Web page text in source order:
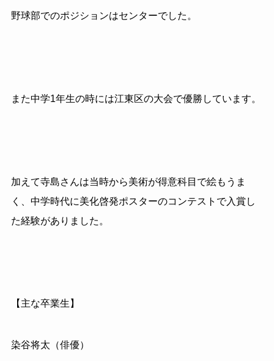
野球部でのポジションはセンターでした。
また中学1年生の時には江東区の大会で優勝しています。
加えて寺島さんは当時から美術が得意科目で絵もうま
く、中学時代に美化啓発ポスターのコンテストで入賞し
た経験がありました。
【主な卒業生】
染谷将太（俳優）